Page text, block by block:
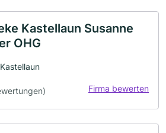
Kastellaun Susanne
OHG
Firma bewerten